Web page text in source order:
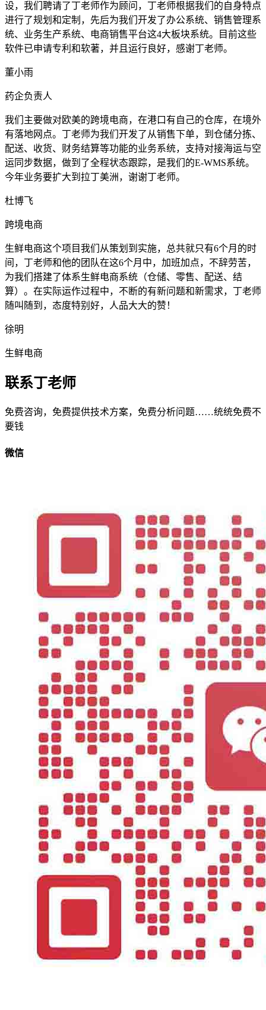
设，我们聘请了丁老师作为顾问，丁老师根据我们的自身特点
进行了规划和定制，先后为我们开发了办公系统、销售管理系
统、业务生产系统、电商销售平台这4大板块系统。目前这些
软件已申请专利和软著，并且运行良好，感谢丁老师。
董小雨
药企负责人
我们主要做对欧美的跨境电商，在港口有自己的仓库，在境外
有落地网点。丁老师为我们开发了从销售下单，到仓储分拣、
配送、收货、财务结算等功能的业务系统，支持对接海运与空
运同步数据，做到了全程状态跟踪，是我们的E-WMS系统。
今年业务要扩大到拉丁美洲，谢谢丁老师。
杜博飞
跨境电商
生鲜电商这个项目我们从策划到实施，总共就只有6个月的时
间，丁老师和他的团队在这6个月中，加班加点，不辞劳苦，
为我们搭建了体系生鲜电商系统（仓储、零售、配送、结
算）。在实际运作过程中，不断的有新问题和新需求，丁老师
随叫随到，态度特别好，人品大大的赞！
徐明
生鲜电商
联系丁老师
免费咨询，免费提供技术方案，免费分析问题……统统免费不
要钱
微信